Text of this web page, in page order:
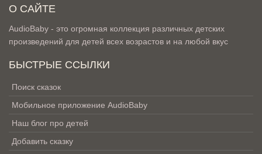
О САЙТЕ
AudioBaby - это огромная коллекция различных детских
произведений для детей всех возрастов и на любой вкус
БЫСТРЫЕ ССЫЛКИ
Поиск сказок
Мобильное приложение AudioBaby
Наш блог про детей
Добавить сказку